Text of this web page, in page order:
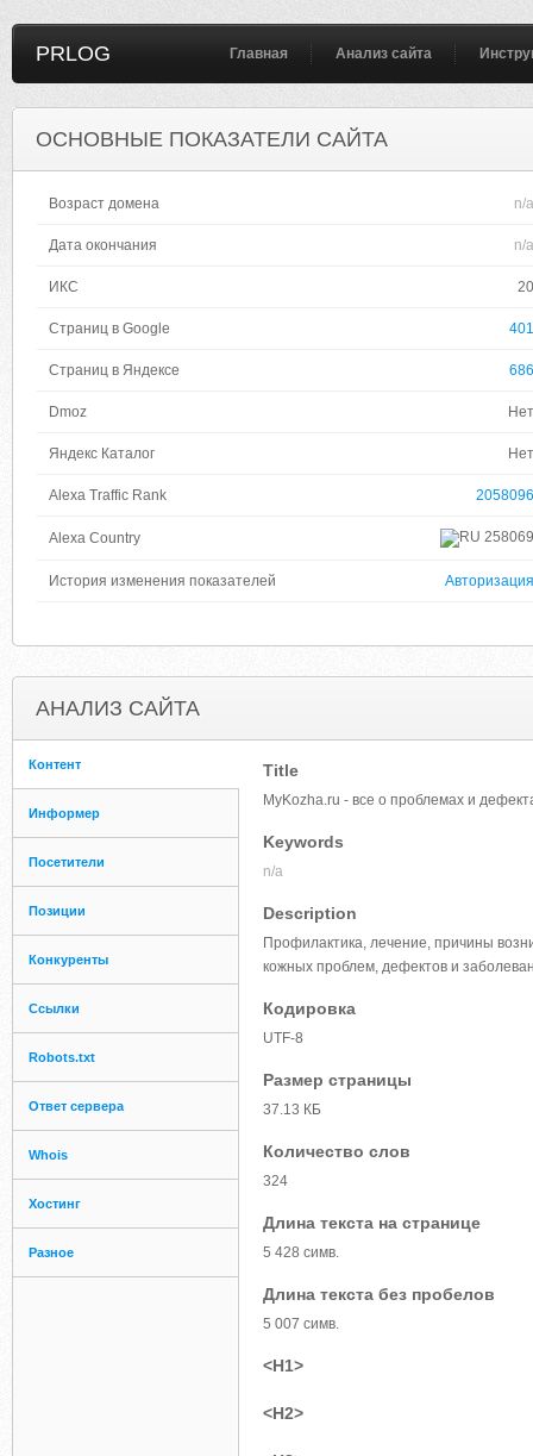
PRLOG Главная Анализ сайта
ОСНОВНЫЕ ПОКАЗАТЕЛИ САЙТА
Возраст домена n/a
Дата окончания n/a
ИКС 20
Страниц в Google 401
Страниц в Яндексе 686
Dmoz Нет
Яндекс Каталог Нет
Alexa Traffic Rank 2058096
Alexa Country 258069
История изменения показателей Авторизация
АНАЛИЗ САЙТА
Контент
Информер
Посетители
Позиции
Конкуренты
Ссылки
Robots.txt
Ответ сервера
Whois
Хостинг
Разное
Title
MyKozha.ru - все о проблемах и
Keywords
n/a
Description
Профилактика, лечение, причины
кожных проблем, дефектов и
Кодировка
UTF-8
Размер страницы
37.13 КБ
Количество слов
324
Длина текста на странице
5 428 симв.
Длина текста без пробелов
5 007 симв.
<H1>
<H2>